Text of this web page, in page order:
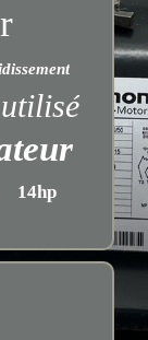
utilisé
14hp